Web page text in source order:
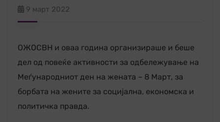
9 март 2022
ОЖОСВН и оваа година организираше и беше
дел од повеќе активности за одбележување на
Меѓународниот ден на жената – 8 Март, за
борбата на жените за социјална, економска и
политичка правда.